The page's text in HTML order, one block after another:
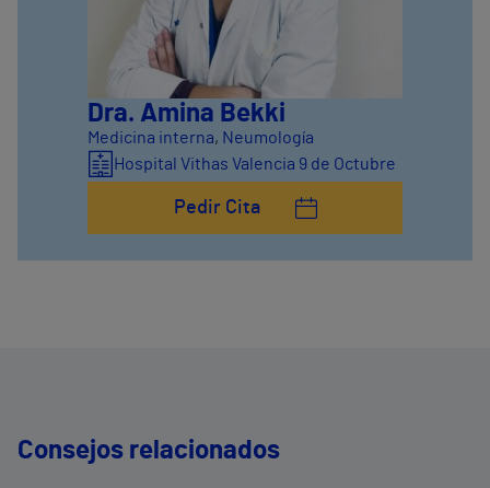
Dra. Amina Bekki
Medicina interna, Neumología
Hospital Vithas Valencia 9 de Octubre
Pedir Cita
Consejos relacionados